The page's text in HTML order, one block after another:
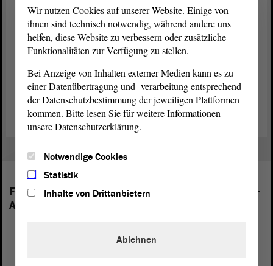
Teilnehmende der Reise
An der Delegation unter Leitung des Ausschussvorsitzenden Lars-
Jörn Zimmer (CDU) nehmen als weitere Teilnehmer die
(AfD), Kerstin Eisenreich (Die Linke), Holger Hövelmann (SPD),
Andreas Silbersack (FDP) und Olaf Meister (BÜNDNIS 90/DIE
GRÜNEN) teil.
Folgende Fraktionen sind im Landtag von Sachsen-
Anhalt vertreten:
Wir nutzen Cookies auf unserer Website. Einige von
ihnen sind technisch notwendig, während andere uns
helfen, diese Website zu verbessern oder zusätzliche
Funktionalitäten zur Verfügung zu stellen.
Bei Anzeige von Inhalten externer Medien kann es zu
einer Datenübertragung und -verarbeitung entsprechend
der Datenschutzbestimmung der jeweiligen Plattformen
kommen. Bitte lesen Sie für weitere Informationen
unsere Datenschutzerklärung.
Notwendige Cookies
Statistik
Inhalte von Drittanbietern
Ablehnen